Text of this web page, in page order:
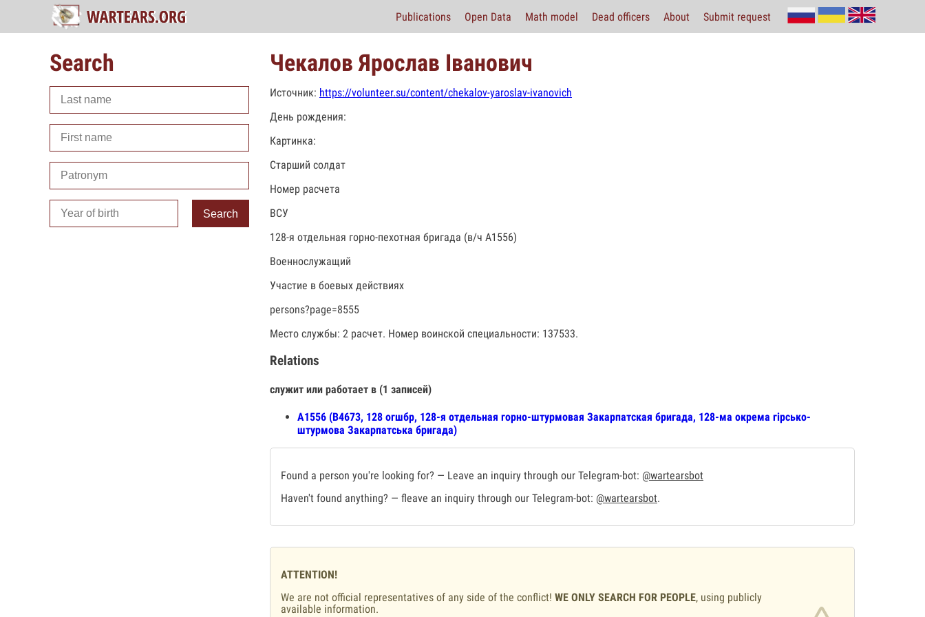
Publications Open Data Math model Dead officers About Submit request
Search
Search
Чекалов Ярослав Іванович
Источник: https://volunteer.su/content/chekalov-yaroslav-ivanovich
День рождения:
Картинка:
Старший солдат
Номер расчета
ВСУ
128-я отдельная горно-пехотная бригада (в/ч А1556)
Военнослужащий
Участие в боевых действиях
persons?page=8555
Место службы: 2 расчет. Номер воинской специальности: 137533.
Relations
служит или работает в (1 записей)
А1556 (В4673, 128 огшбр, 128-я отдельная горно-штурмовая Закарпатская бригада, 128-ма окрема гірсько-
штурмова Закарпатська бригада)
Found a person you're looking for? — Leave an inquiry through our Telegram-bot: @wartearsbot
Haven't found anything? — fleave an inquiry through our Telegram-bot: @wartearsbot.
ATTENTION!
We are not official representatives of any side of the conflict! WE ONLY SEARCH FOR PEOPLE, using publicly
available information.